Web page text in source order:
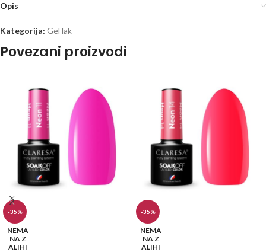
Opis
Kategorija: Gel lak
Povezani proizvodi
-35%
NEMA
NA Z
ALIHI
-35%
NEMA
NA Z
ALIHI